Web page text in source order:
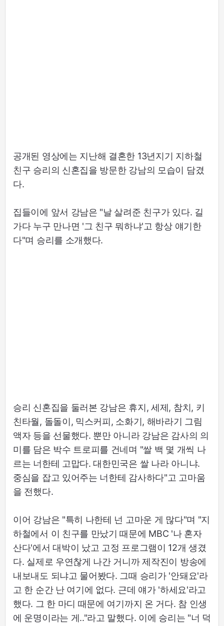
공개된 영상에는 지난해 결혼한 13년지기 지하철
친구 승리의 신혼집을 방문한 강남의 모습이 담겼
다.
집들이에 앞서 강남은 "날 살려준 친구가 있다. 길
가다 누구 만나면 '그 친구 뭐하냐'고 항상 얘기한
다"며 승리를 소개했다.
승리 신혼집을 둘러본 강남은 휴지, 세제, 참치, 키
친타월, 돌돌이, 믹스커피, 소화기, 해바라기 그림
액자 등을 선물했다. 뿐만 아니라 강남은 감사의 의
미를 담은 박수 트로피를 건네며 "쌀 백 몇 개씩 나
르는 너한테 고맙다. 대한민국은 쌀 나라 아니냐.
중심을 잡고 있어주는 너한테 감사하다"고 고마움
을 전했다.
이어 강남은 "특히 나한테 넌 고마운 게 많다"며 "지
하철에서 이 친구를 만났기 때문에 MBC '나 혼자
산다'에서 대박이 났고 고정 프로그램이 12개 생겼
다. 실제로 우연찮게 나간 거니까 제작진이 방송에
내보내도 되냐고 물어봤다. 그때 승리가 '안돼요'라
고 한 순간 난 여기에 없다. 근데 얘가 '하세요'라고
했다. 그 한 마디 때문에 여기까지 온 거다. 참 인생
에 운명이라는 게.."라고 말했다. 이에 승리는 "너 덕